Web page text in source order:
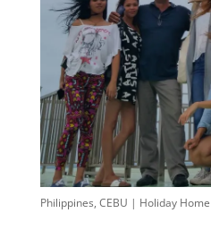
Philippines, CEBU | Holiday Home